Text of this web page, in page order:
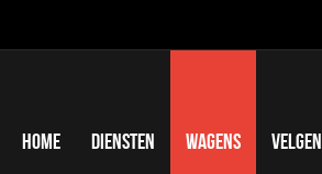
Home Diensten Wagens Velgen